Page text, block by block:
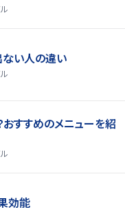
い人の違い
すすめのメニューを紹
効能